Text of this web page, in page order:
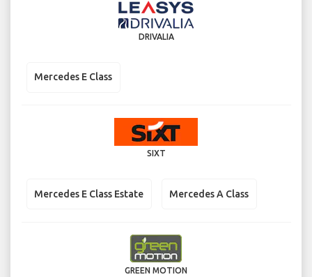
DRIVALIA
Mercedes E Class
SIXT
Mercedes E Class Estate Mercedes A Class
GREEN MOTION